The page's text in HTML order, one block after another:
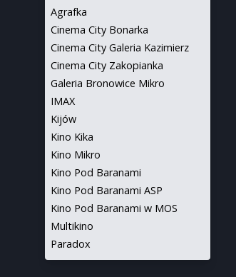
Agrafka
Cinema City Bonarka
Cinema City Galeria Kazimierz
Cinema City Zakopianka
Galeria Bronowice Mikro
IMAX
Kijów
Kino Kika
Kino Mikro
Kino Pod Baranami
Kino Pod Baranami ASP
Kino Pod Baranami w MOS
Multikino
Paradox